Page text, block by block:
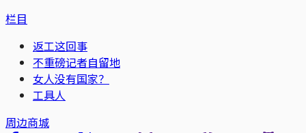
栏目
返工这回事
不重磅记者自留地
女人没有国家？
工具人
周边商城